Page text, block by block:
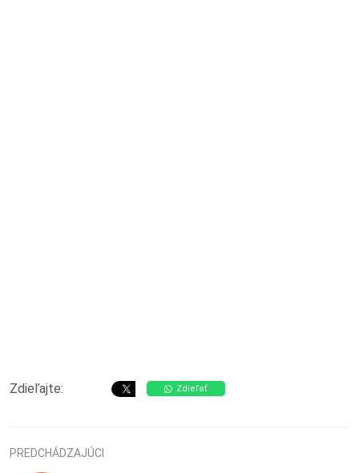
Zdieľajte: Zdieľať
PREDCHÁDZAJÚCI